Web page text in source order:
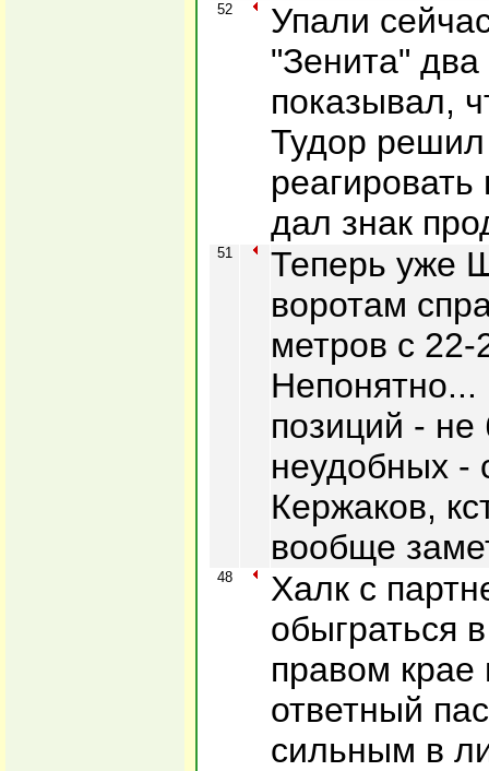
52
Упали
"Зенита"
показывал,
Тудор
реагировать
дал знак
51
Теперь уже
воротам
метров с
позиций - не
неудобных -
Кержаков,
вообще
48
Халк с
обыграться
правом
ответный
сильным в